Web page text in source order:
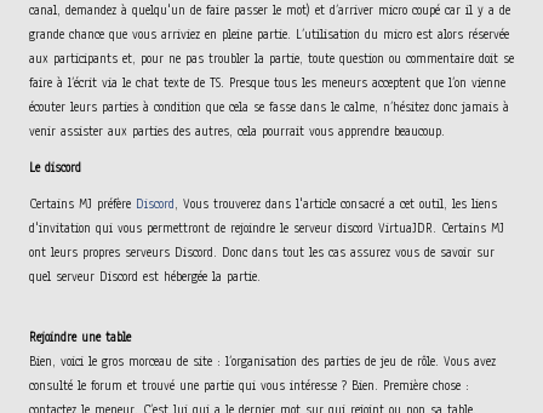
canal, demandez à quelqu'un de faire passer le mot) et d’arriver micro coupé car il y a de
grande chance que vous arriviez en pleine partie. L’utilisation du micro est alors réservée
aux participants et, pour ne pas troubler la partie, toute question ou commentaire doit se
faire à l’écrit via le chat texte de TS. Presque tous les meneurs acceptent que l’on vienne
écouter leurs parties à condition que cela se fasse dans le calme, n’hésitez donc jamais à
venir assister aux parties des autres, cela pourrait vous apprendre beaucoup.
Le discord
Certains MJ préfère Discord, Vous trouverez dans l'article consacré a cet outil, les liens
d'invitation qui vous permettront de rejoindre le serveur discord VirtuaJDR. Certains MJ
ont leurs propres serveurs Discord. Donc dans tout les cas assurez vous de savoir sur
quel serveur Discord est hébergée la partie.
Rejoindre une table
Bien, voici le gros morceau de site : l’organisation des parties de jeu de rôle. Vous avez
consulté le forum et trouvé une partie qui vous intéresse ? Bien. Première chose :